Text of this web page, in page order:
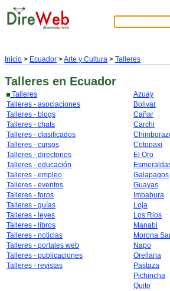
Inicio > Ecuador >Arte y Cultura > Talleres
Talleres en Ecuador
Talleres
Talleres - asociaciones
Talleres - blogs
Talleres - chats
Talleres - clasificados
Talleres - cursos
Talleres - directorios
Talleres - educación
Talleres - empleo
Talleres - eventos
Talleres - foros
Talleres - guías
Talleres - leyes
Talleres - libros
Talleres - noticias
Talleres - portales web
Talleres - publicaciones
Talleres - revistas
Azuay
Bolivar
Cañar
Carchi
Cotopaxi
El Oro
Galapagos
Guayas
Imbabura
Loja
Los Rios
Manabi
Morona
Napo
Orellana
Pastaza
Pichincha
Quito